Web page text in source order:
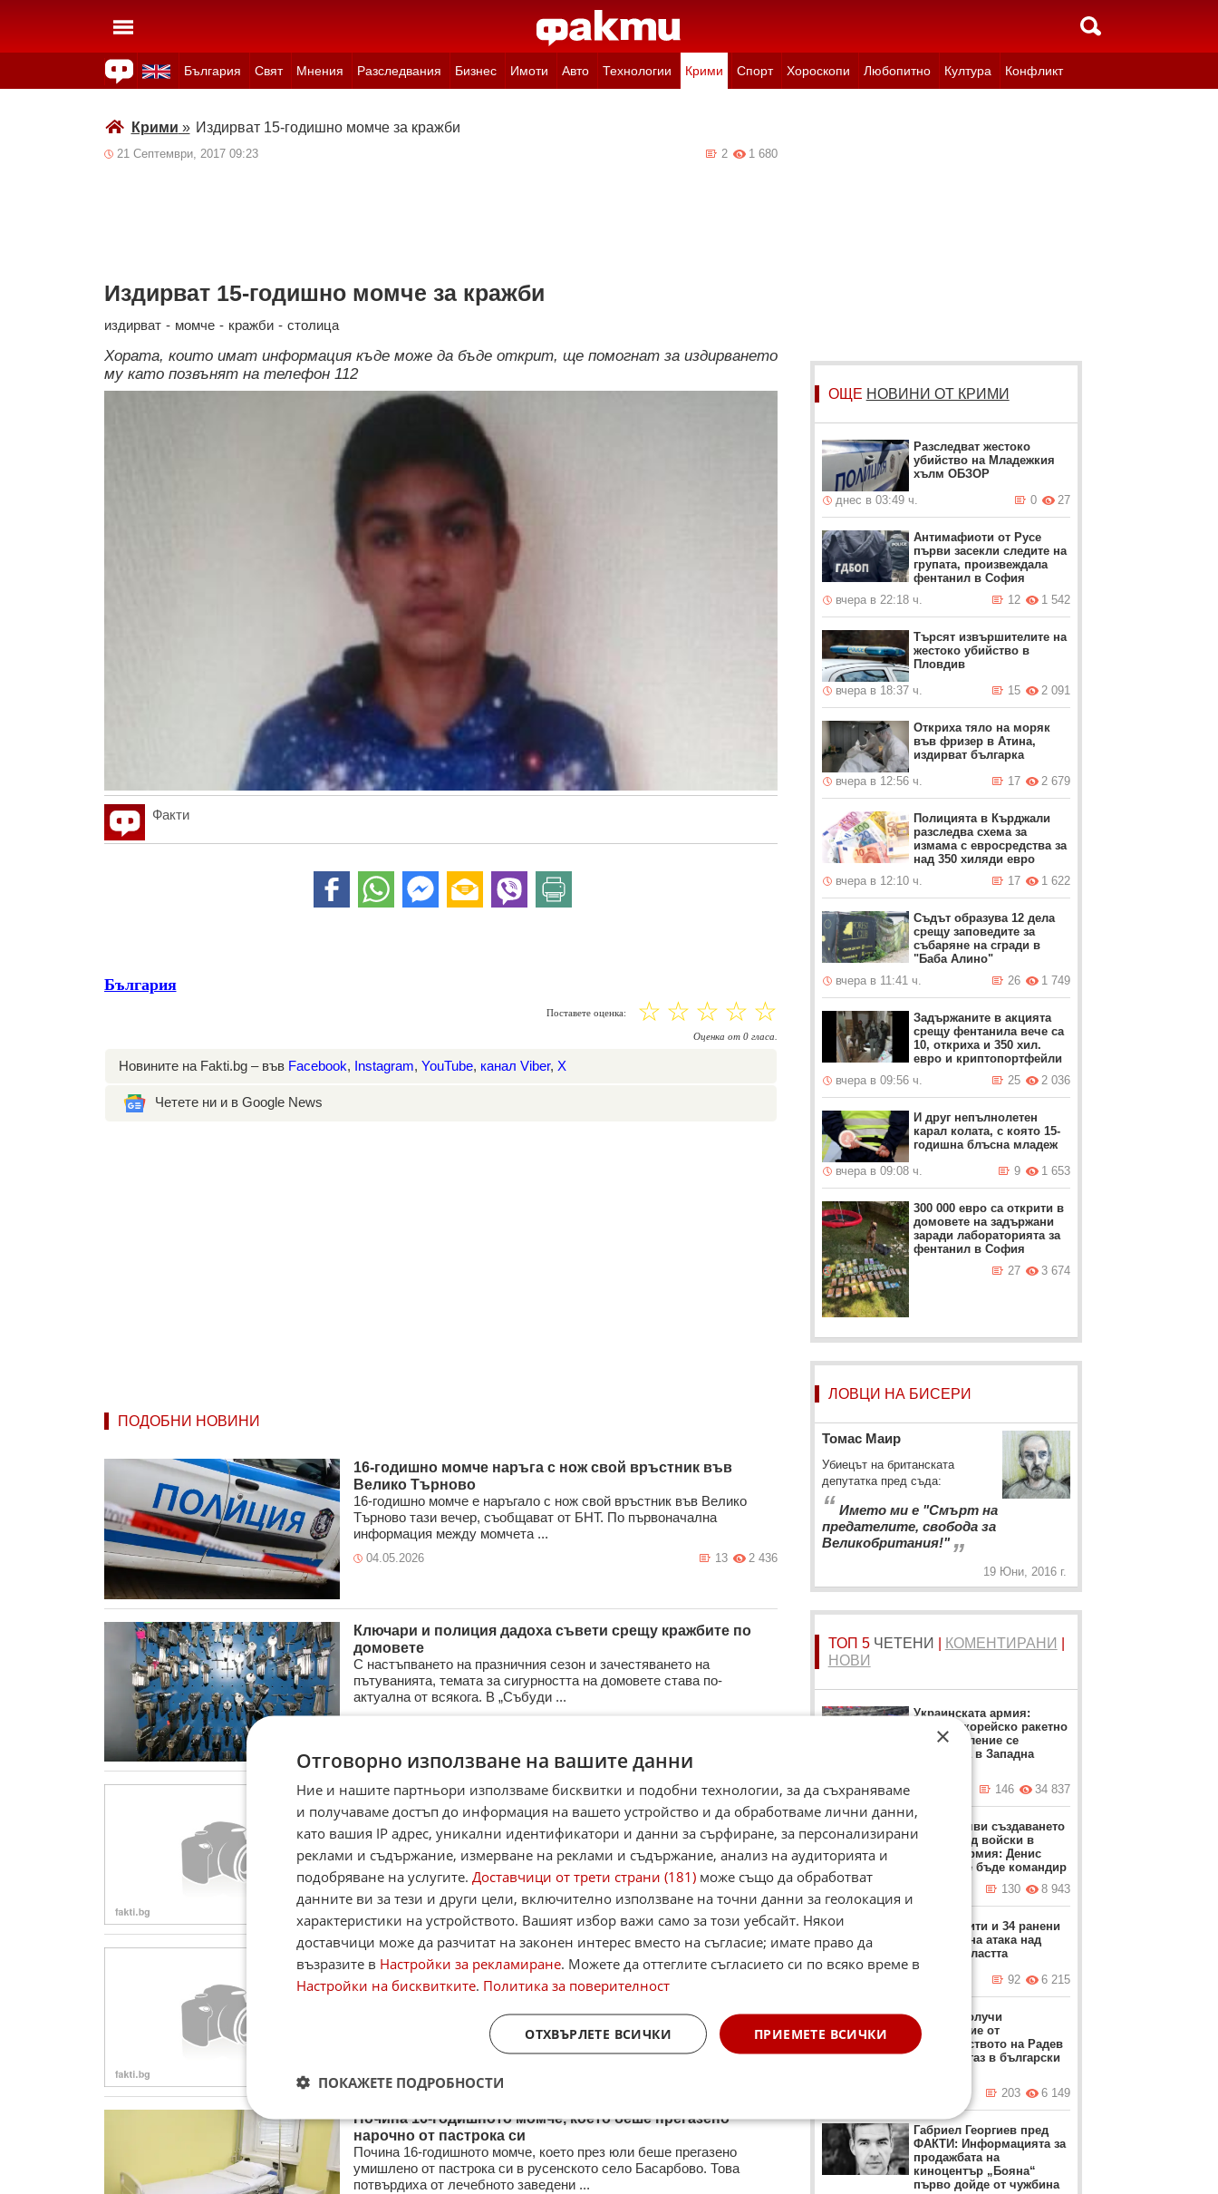
България Свят Мнения Разследвания Бизнес Имоти Авто Технологии Крими Спорт Хороскопи Любопитно Култура Конфликт
Крими » Издирват 15-годишно момче за кражби
21 Септември, 2017 09:23 1 680
2
Издирват 15-годишно момче за кражби
издирват - момче - кражби - столица
Хората, които имат информация къде може да бъде открит, ще помогнат за издирването
му като позвънят на телефон 112
Факти
България
Поставете оценка: ☆
☆
☆
☆
☆
Оценка от 0гласа.
Новините на Fakti.bg – във Facebook, Instagram, YouTube, канал Viber, X
Четете ни и в Google News
ПОДОБНИ НОВИНИ
16-годишно момче наръга с нож свой връстник във
Велико Търново
16-годишно момче е наръгало с нож свой връстник във Велико
Търново тази вечер, съобщават от БНТ. По първоначална
информация между момчета ...
04.05.2026 2 436
13
Ключари и полиция дадоха съвети срещу кражбите по
домовете
С настъпването на празничния сезон и зачестяването на
пътуванията, темата за сигурността на домовете става по-
актуална от всякога. В „Събуди ...
Съдът решава дали да остави в ареста д-р Станимир
Хасърджиев
Софийският градски съд решава днес дали да остави окончателно
в ареста д-р Станимир Хасърджиев. Той е задържан по обвинение
в принуда, за която е и ...
28.10.2025 5 790
66
Полицията хвана Зъбчето и Змея
При акция на служители на Столичната дирекция на вътрешните
работи (СДВР) днес са задържани двама души за кражба на
5 101
17
Почина 16-годишното момче, което беше прегазено
нарочно от пастрока си
Почина 16-годишното момче, което през юли беше прегазено
умишлено от пастрока си в русенското село Басарбово. Това
потвърдиха от лечебното заведени ...
ОЩЕ НОВИНИ ОТ КРИМИ
Разследват жестоко
убийство на Младежкия
хълм ОБЗОР
днес в 03:49 ч.
27
0
Антимафиоти от Русе
първи засекли следите на
групата, произвеждала
фентанил в София
вчера в 22:18 ч.
1 542
12
Търсят извършителите на
жестоко убийство в
Пловдив
вчера в 18:37 ч.
2 091
15
Откриха тяло на моряк
във фризер в Атина,
издирват българка
вчера в 12:56 ч.
2 679
17
Полицията в Кърджали
разследва схема за
измама с евросредства за
над 350 хиляди евро
вчера в 12:10 ч.
1 622
17
Съдът образува 12 дела
срещу заповедите за
събаряне на сгради в
"Баба Алино"
вчера в 11:41 ч.
1 749
26
Задържаните в акцията
срещу фентанила вече са
10, откриха и 350 хил.
евро и криптопортфейли
вчера в 09:56 ч.
2 036
25
И друг непълнолетен
карал колата, с която 15-
годишна блъсна младеж
вчера в 09:08 ч.
1 653
9
300 000 евро са открити в
домовете на задържани
заради лабораторията за
фентанил в София
04.08.2026
3 674
27
ЛОВЦИ НА БИСЕРИ
Томас Маир
Убиецът на британската
депутатка пред съда:
“ Името ми е "Смърт на
предателите, свобода за
Великобритания!" „
19 Юни, 2016 г.
ТОП 5 ЧЕТЕНИ КОМЕНТИРАНИ
НОВИ
Украинската армия:
Севернокорейско ракетно
подразделение се
разполага в Западна
вчера в 10:51 ч.
34 837
146
Путин обяви създаването
на нов род войски в
руската армия: Денис
Лямин ще бъде командир
8 943
130
Двама убити и 34 ранени
след нощна атака над
Киев и областта
6 215
92
Турция получи
разрешение от
правителството на Радев
да търси газ в български
6 149
203
Габриел Георгиев пред
ФАКТИ: Информацията за
продажбата на
киноцентър „Бояна“
първо дойде от чужбина
×
Отговорно използване на вашите данни
Ние и нашите партньори използваме бисквитки и подобни технологии, за да съхраняваме
и получаваме достъп до информация на вашето устройство и да обработваме лични данни,
като вашия IP адрес, уникални идентификатори и данни за сърфиране, за персонализирани
реклами и съдържание, измерване на реклами и съдържание, анализ на аудиторията и
подобряване на услугите. Доставчици от трети страни (181) може също да обработват
данните ви за тези и други цели, включително използване на точни данни за геолокация и
характеристики на устройството. Вашият избор важи само за този уебсайт. Някои
доставчици може да разчитат на законен интерес вместо на съгласие; имате право да
възразите в Настройки за рекламиране. Можете да оттеглите съгласието си по всяко време в
Настройки на бисквитките. Политика за поверителност
ПРИЕМЕТЕ ВСИЧКИ
ОТХВЪРЛЕТЕ ВСИЧКИ
ПОКАЖЕТЕ ПОДРОБНОСТИ